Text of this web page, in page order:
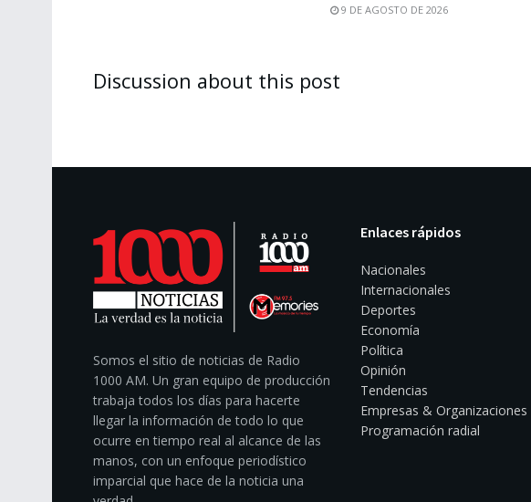
9 DE AGOSTO DE 2026
Discussion about this post
Somos el sitio de noticias de Radio
1000 AM. Un gran equipo de producción
trabaja todos los días para hacerte
llegar la información de todo lo que
ocurre en tiempo real al alcance de las
manos, con un enfoque periodístico
imparcial que hace de la noticia una
Enlaces rápidos
Nacionales
Internacionales
Deportes
Economía
Política
Opinión
Tendencias
Empresas & Organizaciones
Programación radial